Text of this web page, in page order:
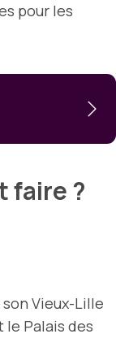
pour les
faire ?
Vieux-Lille
le Palais des